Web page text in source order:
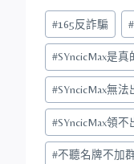
Post
Tags:
#165反詐騙 #
#SYncicMax是真
#SYncicMax無法
#SYncicMax領不
#不聽名牌不加